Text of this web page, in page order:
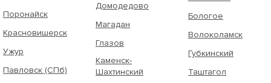
Поронайск
Красновишерск
Ужур
Павловск (СПб)
Домодедово
Магадан
Глазов
Каменск-
Шахтинский
Бологое
Волоколамск
Губкинский
Таштагол